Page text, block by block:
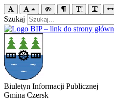
Szukaj
Biuletyn Informacji Publicznej
Gmina Czersk